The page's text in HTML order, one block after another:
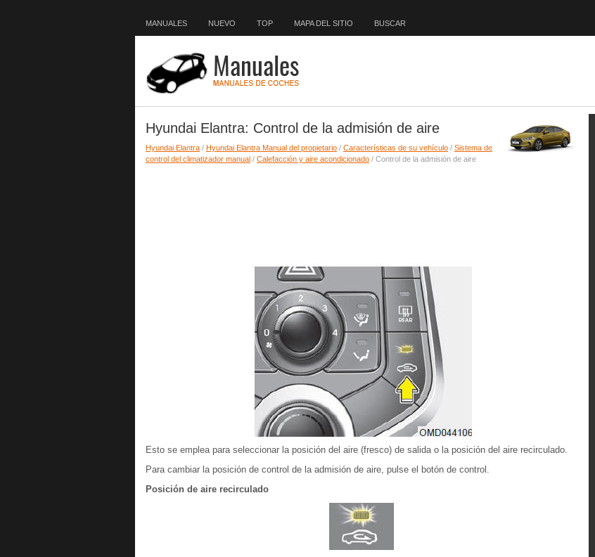
MANUALES NUEVO TOP MAPA DEL SITIO BUSCAR
Hyundai Elantra: Control de la admisión de aire
Hyundai Elantra / Hyundai Elantra Manual del propietario / Características de su vehículo / Sistema de
control del climatizador manual / Calefacción y aire acondicionado / Control de la admisión de aire
Esto se emplea para seleccionar la posición del aire (fresco) de salida o la posición del aire recirculado.
Para cambiar la posición de control de la admisión de aire, pulse el botón de control.
Posición de aire recirculado